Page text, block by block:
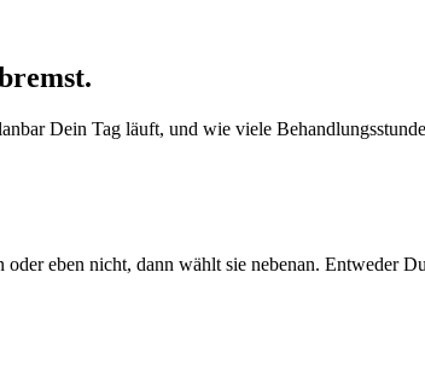
Dein Tag läuft, und wie viele
eben nicht, dann wählt sie nebenan. Entweder